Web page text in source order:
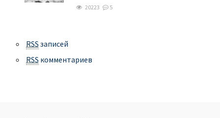
20223 5
RSS записей
RSS комментариев